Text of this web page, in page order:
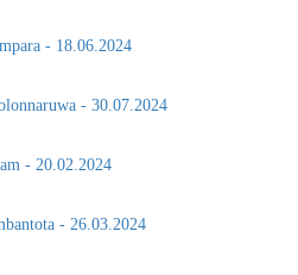
- 30.07.2024
- 20.02.2024
- 26.03.2024
- 02.04.2024